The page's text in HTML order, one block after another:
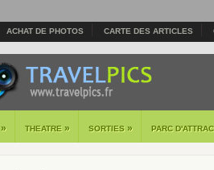
ACHAT DE PHOTOS CARTE DES ARTICLES
» THEATRE » SORTIES » PARC